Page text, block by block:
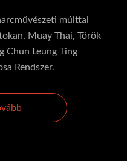
múlttal
Muay Thai, Török
Chun Leung Ting
Rendszer.